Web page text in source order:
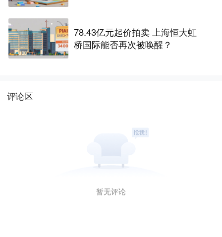
78.43亿元起价拍卖 上海恒大虹
桥国际能否再次被唤醒？
评论区
暂无评论